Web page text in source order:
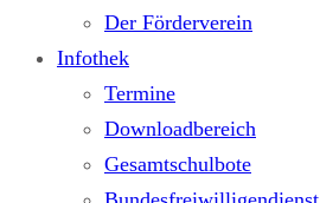
Der Förderverein
Infothek
Termine
Downloadbereich
Gesamtschulbote